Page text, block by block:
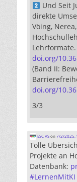
Und Seit
direkte
Vöing,
doi.org/
(Band II:
doi.org/
3/3
ESC VSon7/2/2025,
Tolle
Projekte an
Datenbank:
#LernenMitKI